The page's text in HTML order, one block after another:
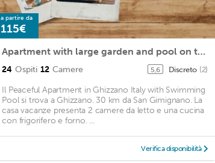
a partire da
115€
Apartment with large garden and pool on the hills of Pisa
24 Ospiti 12 Camere 5,6 Discreto (2)
Il Peaceful Apartment in Ghizzano Italy with Swimming
Pool si trova a Ghizzano. 30 km da San Gimignano. La
casa vacanze presenta 2 camere da letto e una cucina
con frigorifero e forno. ...
Verifica disponibilità